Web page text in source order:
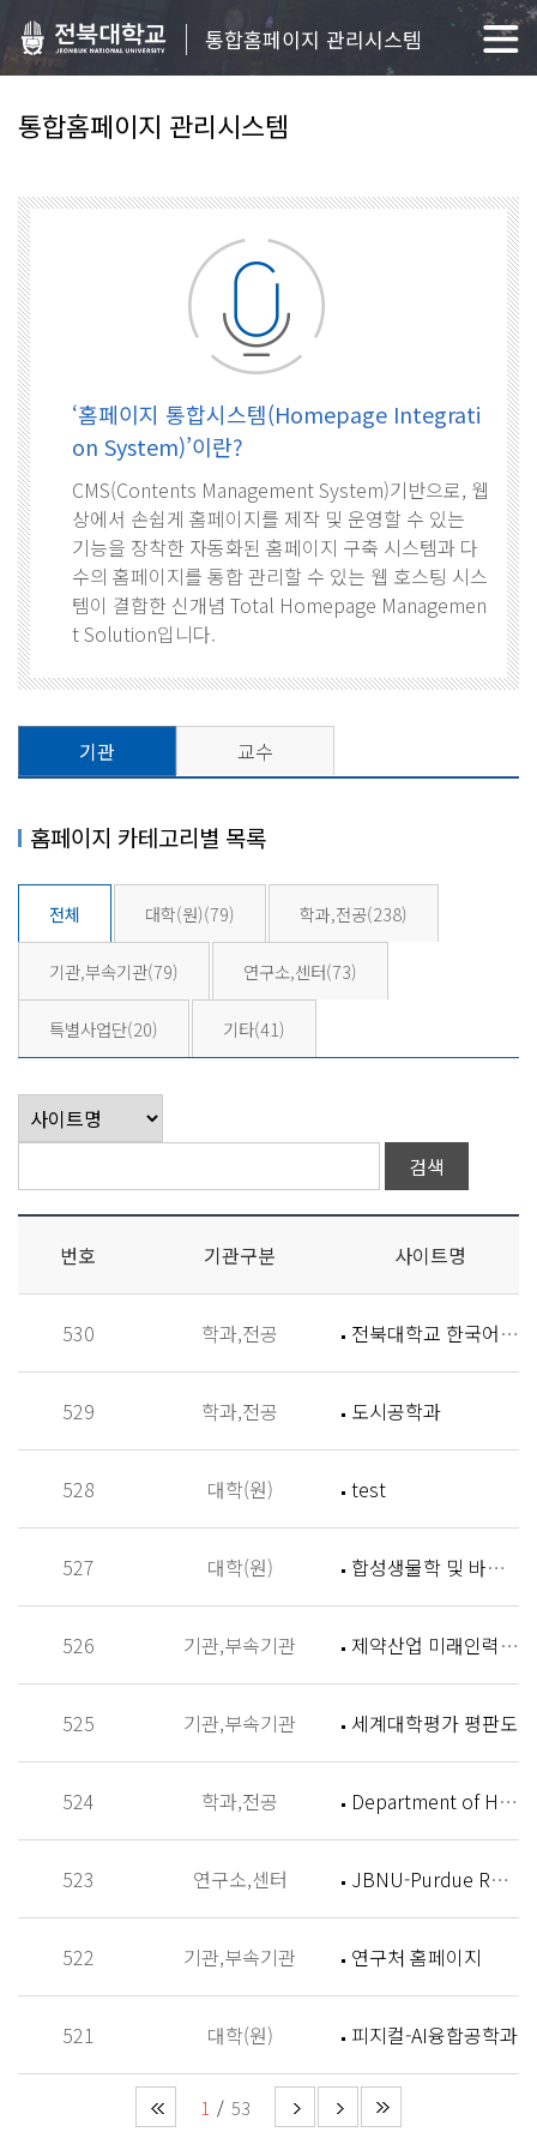
통합홈페이지 관리시스템
통합홈페이지 관리시스템
‘홈페이지 통합시스템(Homepage Integrati
on System)’이란?
CMS(Contents Management System)기반으로, 웹
상에서 손쉽게 홈페이지를 제작 및 운영할 수 있는
기능을 장착한 자동화된 홈페이지 구축 시스템과 다
수의 홈페이지를 통합 관리할 수 있는 웹 호스팅 시스
템이 결합한 신개념 Total Homepage Managemen
t Solution입니다.
기관 교수
홈페이지 카테고리별 목록
전체 대학(원)(79) 학과,전공(238)
기관,부속기관(79) 연구소,센터(73)
특별사업단(20) 기타(41)
번호 기관구분 사이트명
530 학과,전공 전북대학교 한국어학과
529 학과,전공 도시공학과
528 대학(원) test
527 대학(원) 합성생물학 및 바이오신소재개발 연구실 (Synthetic Biology and Biomaterials Lab,SBBL)
526 기관,부속기관 제약산업 미래인력 양성센터 홈페이지
525 기관,부속기관 세계대학평가 평판도
524 학과,전공 Department of History
523 연구소,센터 JBNU-Purdue Research Institute (JPRI)
522 기관,부속기관 연구처 홈페이지
521 대학(원) 피지컬-AI융합공학과
1 53